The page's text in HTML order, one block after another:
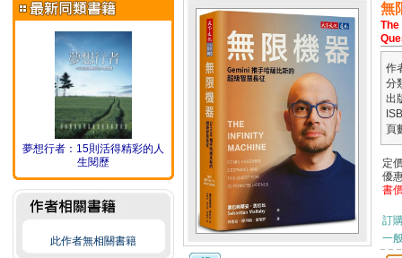
夢想行者：15則活得精彩的人
生閱歷
此作者無相關書籍
無
作
分
出
頁
定
優
書
訂
一